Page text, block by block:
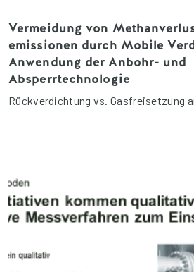
Vermeidung von
emissionen durch Mobile
Anwendung der Anbohr- und
Absperrtechnologie
Rückverdichtung vs. Gasfreisetzung